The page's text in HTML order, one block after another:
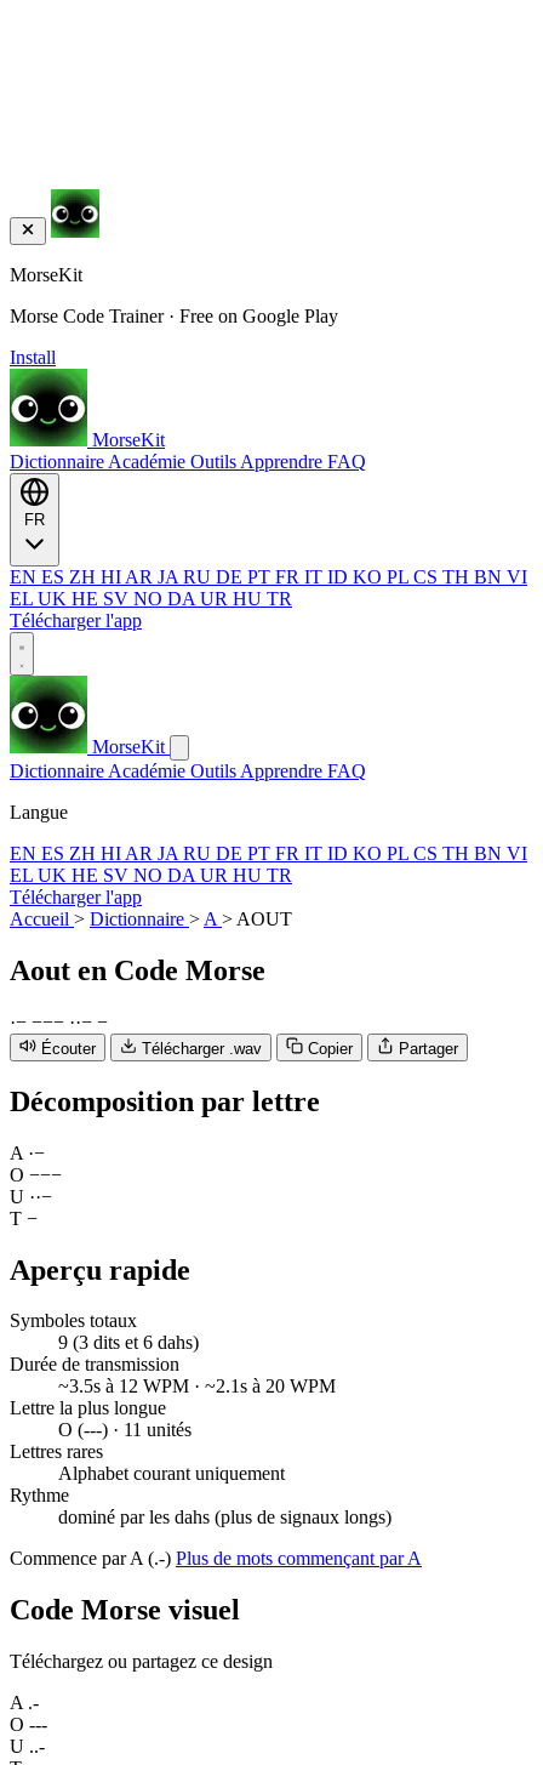
MorseKit
Morse Code Trainer · Free on Google Play
Install
MorseKit
Dictionnaire Académie Outils Apprendre FAQ
EN ES ZH HI AR JA RU DE PT FR IT ID KO PL CS TH BN VI
EL UK HE SV NO DA UR HU TR
Télécharger l'app
MorseKit
Dictionnaire Académie Outils Apprendre FAQ
Langue
EN ES ZH HI AR JA RU DE PT FR IT ID KO PL CS TH BN VI
EL UK HE SV NO DA UR HU TR
Télécharger l'app
Accueil > Dictionnaire > A > AOUT
Aout en Code Morse
·− −−− ··− −
Écouter Télécharger .wav Copier Partager
Décomposition par lettre
A ·−
O −−−
U ··−
T −
Aperçu rapide
Symboles totaux
9 (3 dits et 6 dahs)
Durée de transmission
~3.5s à 12 WPM · ~2.1s à 20 WPM
Lettre la plus longue
O (---) · 11 unités
Lettres rares
Alphabet courant uniquement
Rythme
dominé par les dahs (plus de signaux longs)
Commence par A (.-) Plus de mots commençant par A
Code Morse visuel
Téléchargez ou partagez ce design
A .-
O ---
U ..-